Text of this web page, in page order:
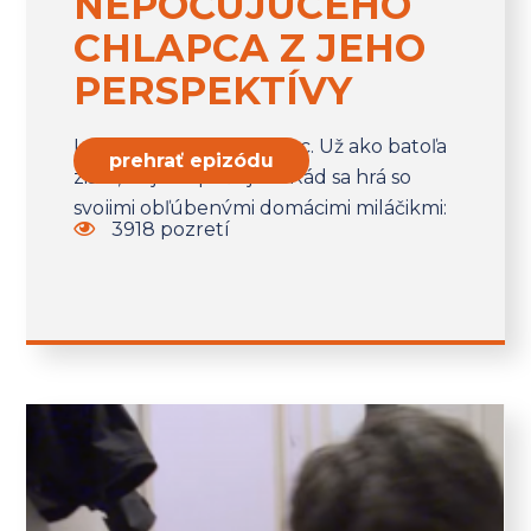
CHLAPCA Z JEHO
PERSPEKTÍVY
Louis je 10-ročný chlapec. Už ako batoľa
zistili, že je nepočujúci. Rád sa hrá so
svojimi obľúbenými domácimi miláčikmi:
slimákmi. Stále však musí čeliť výzvam v
prehrať epizódu
3918 pozretí